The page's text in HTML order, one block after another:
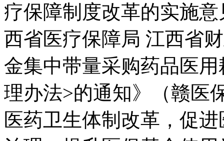
疗保障制度改革的实施
西省医疗保障局 江西省
金集中带量采购药品医
理办法>的通知》（赣医
医药卫生体制改革，促